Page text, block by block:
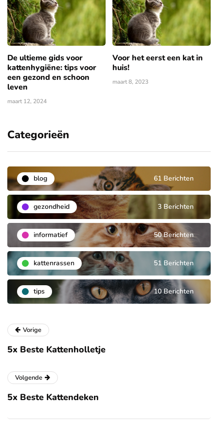
De ultieme gids voor
kattenhygiëne: tips voor
een gezond en schoon
leven
maart 12, 2024
Voor het eerst een kat in
huis!
maart 8, 2023
Categorieën
blog 61 Berichten
gezondheid 3 Berichten
informatief 50 Berichten
kattenrassen 51 Berichten
tips 10 Berichten
Vorige
5x Beste Kattenholletje
Volgende
5x Beste Kattendeken